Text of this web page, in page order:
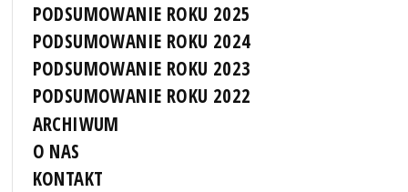
PODSUMOWANIE ROKU 2025
PODSUMOWANIE ROKU 2024
PODSUMOWANIE ROKU 2023
PODSUMOWANIE ROKU 2022
ARCHIWUM
O NAS
KONTAKT